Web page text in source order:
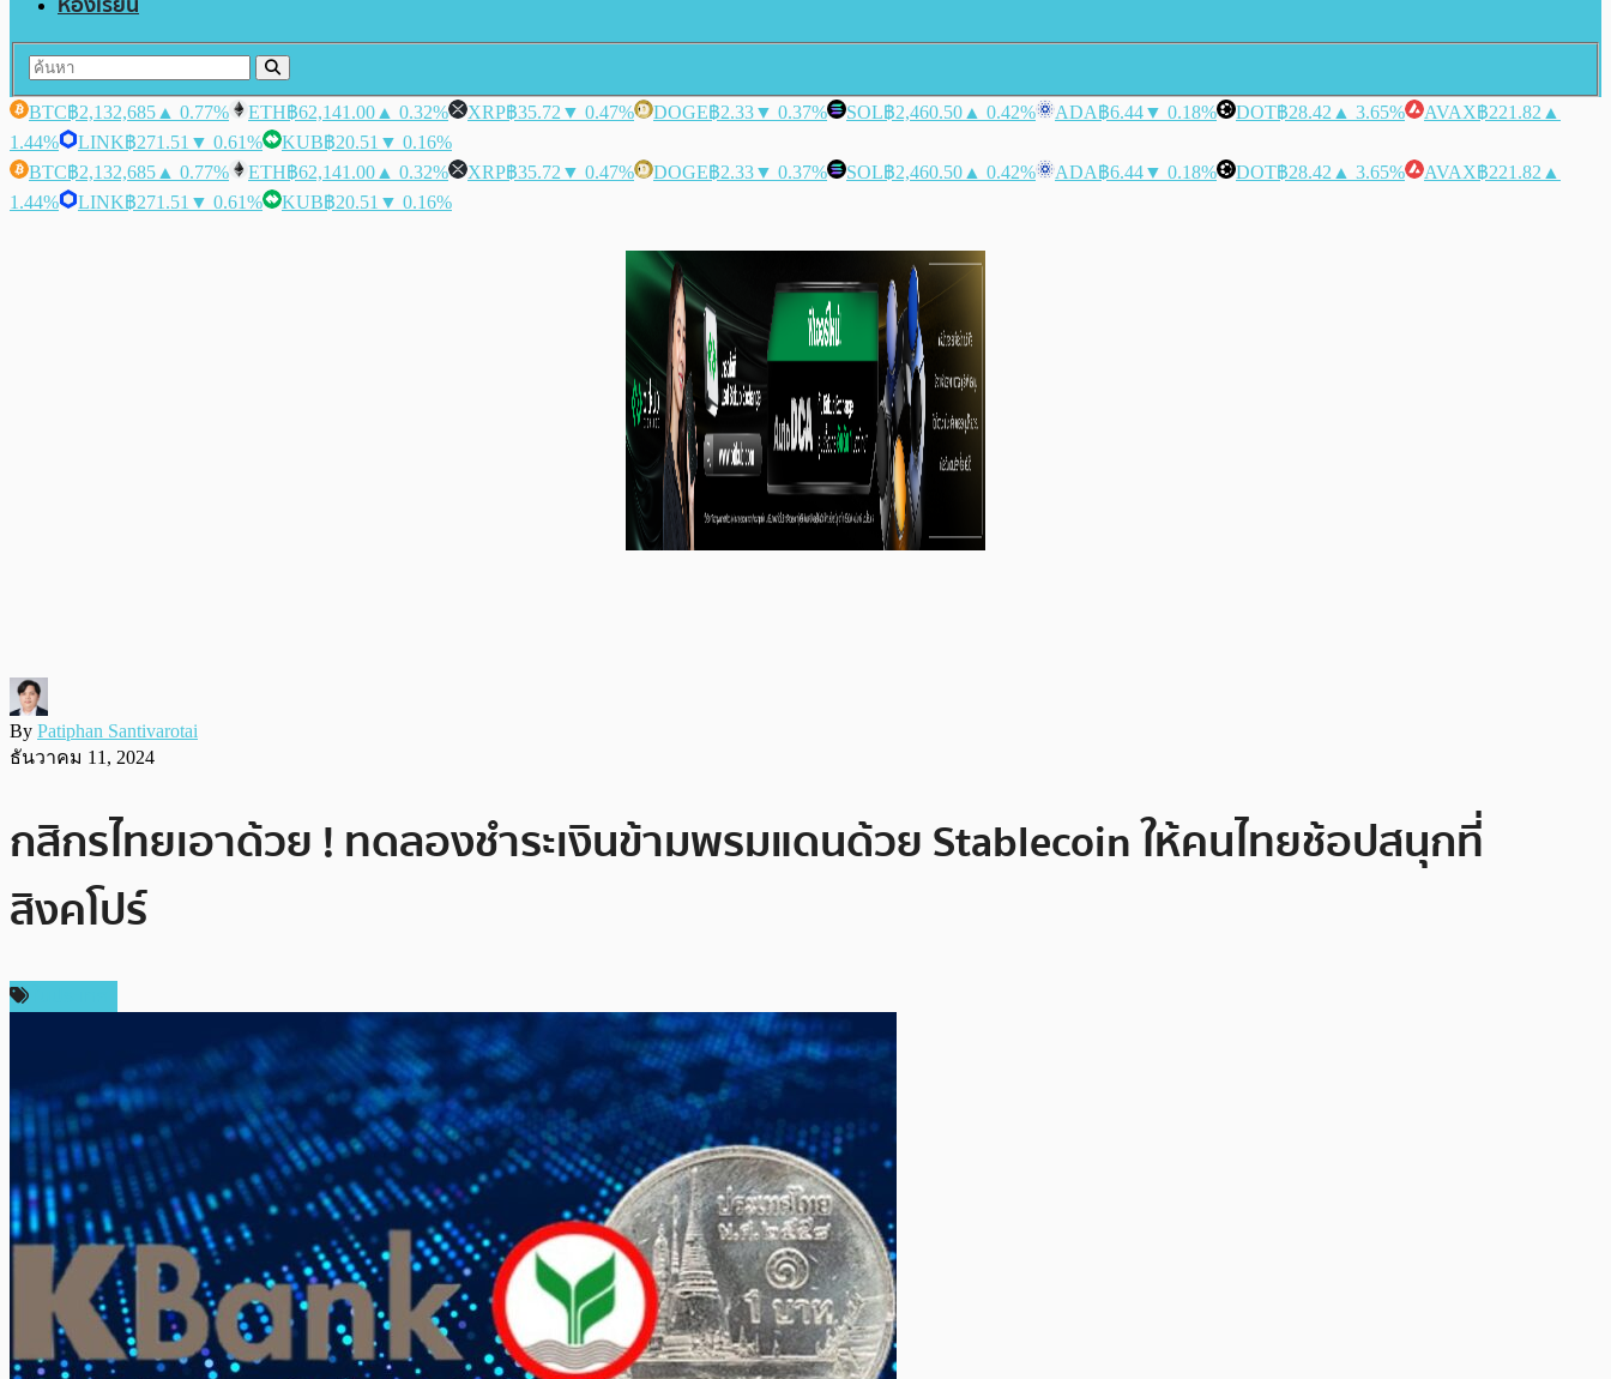
BTC฿2,132,685 ▲ 0.77% ETH฿62,141.00 ▲ 0.32% XRP฿35.72 ▼ 0.47% DOGE฿2.33▼ 0.37% SOL฿2,460.50 ▲ 0.42% ADA฿6.44▼ 0.18% DOT฿28.42 ▲ 3.65% AVAX฿221.82 ▲
1.44%
LINK฿271.51 ▼ 0.61% KUB฿20.51 ▼ 0.16%
BTC฿2,132,685 ▲ 0.77% ETH฿62,141.00 ▲ 0.32% XRP฿35.72 ▼ 0.47% DOGE฿2.33▼ 0.37% SOL฿2,460.50 ▲ 0.42% ADA฿6.44▼ 0.18% DOT฿28.42 ▲ 3.65% AVAX฿221.82 ▲
1.44%
LINK฿271.51 ▼ 0.61% KUB฿20.51 ▼ 0.16%
By Patiphan Santivarotai
ธันวาคม 11, 2024
กสิกรไทยเอาด้วย ! ทดลองชำระเงินข้ามพรมแดนด้วย Stablecoin ให้คนไทยช้อปสนุกที่
สิงคโปร์